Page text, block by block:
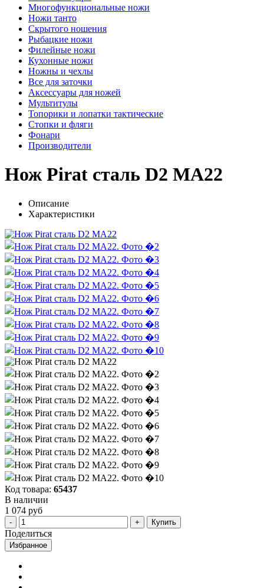
Многофункциональные ножи
Ножи танто
Скрытого ношения
Рыбацкие ножи
Филейные ножи
Кухонные ножи
Ножны и чехлы
Все для заточки
Аксессуары для ножей
Мультитулы
Топорики и лопатки тактические
Стопки и фляги
Фонари
Производители
Нож Pirat сталь D2 MA22
Описание
Характеристики
Код товара: 65437
В наличии
1 074 руб
Купить
Поделиться
Избранное